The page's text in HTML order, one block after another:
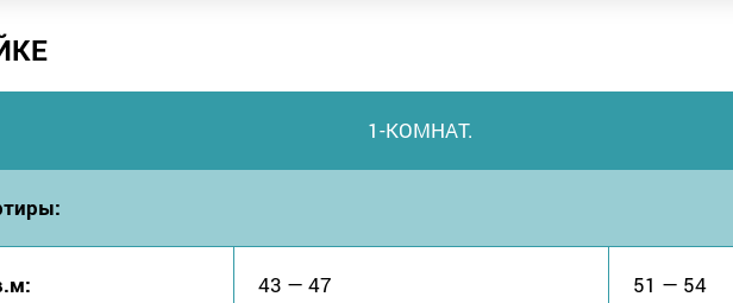
1-КОМНАТ.
43 — 47 51 — 54